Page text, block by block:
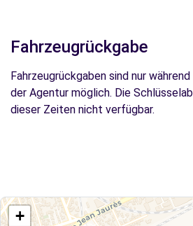
Fahrzeugrückgabe
Fahrzeugrückgaben sind nur
der Agentur möglich. Die
dieser Zeiten nicht verfügbar.
+